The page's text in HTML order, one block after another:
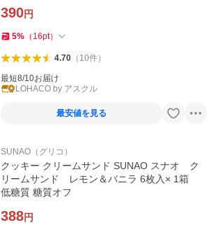
390円
5% （ 16pt）
4.70（ 10件）
最短8/10お届け
LOHACO by アスクル
最安値を見る
SUNAO（グリコ）
クッキー クリームサンド SUNAO スナオ ク
リームサンド レモン＆バニラ 6枚入× 1箱
低糖質 糖質オフ
388円